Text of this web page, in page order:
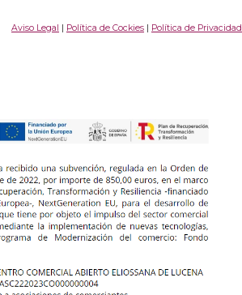
Aviso Legal | Política de Cockies| Política de Privacidad